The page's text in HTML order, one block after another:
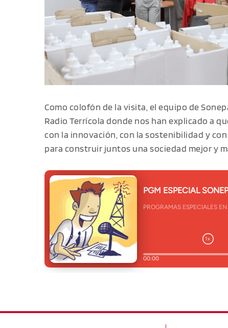
Como colofón de la visita, el equipo de
Radio Terrícola donde nos han explicado a
con la innovación, con la sostenibilidad y
para construir juntos una sociedad mejor y